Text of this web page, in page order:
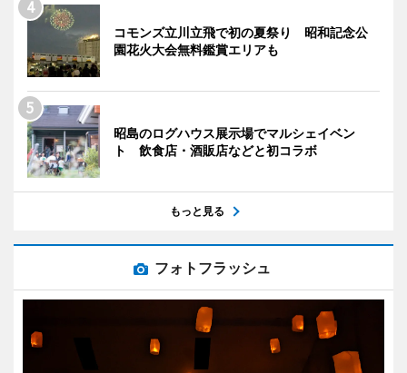
コモンズ立川立飛で初の夏祭り 昭和記念公
園花火大会無料鑑賞エリアも
昭島のログハウス展示場でマルシェイベン
ト 飲食店・酒販店などと初コラボ
もっと見る
フォトフラッシュ